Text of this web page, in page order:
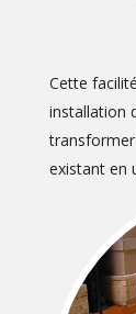
Cette
installation
existant en